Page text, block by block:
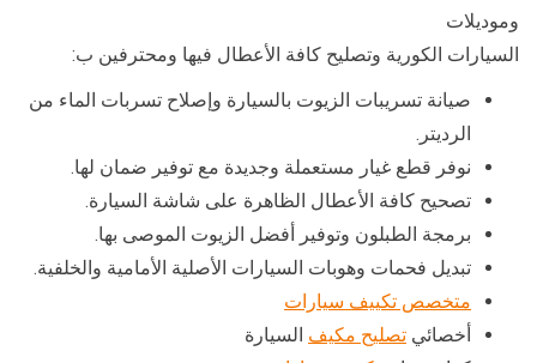
وموديلات
السيارات الكورية وتصليح كافة الأعطال فيها ومحترفين ب:
صيانة تسريبات الزيوت بالسيارة وإصلاح تسربات الماء من
الرديتر.
نوفر قطع غيار مستعملة وجديدة مع توفير ضمان لها.
تصحيح كافة الأعطال الظاهرة على شاشة السيارة.
برمجة الطبلون وتوفير أفضل الزيوت الموصى بها.
تبديل فحمات وهوبات السيارات الأصلية الأمامية والخلفية.
متخصص تكييف سيارات
أخصائي تصليح مكيف السيارة